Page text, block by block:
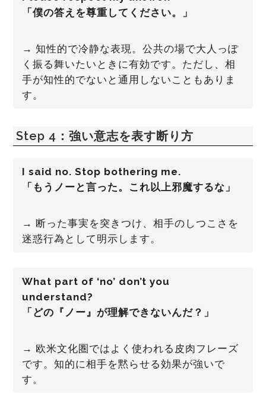
「僕の答えを尊重してください。」
→ 知性的で冷静な表現。公共の場で大人っぽ
く振る舞いたいときに有効です。ただし、相
手が知性的でないと通用しないこともありま
す。
Step 4：強い意志を表す断り方
I said no. Stop bothering me.
「もうノーと言った。これ以上邪魔するな」
→ 断った事実を突きつけ、相手のしつこさを
迷惑行為として明示します。
What part of ‘no’ don’t you
understand?
「どの『ノー』が理解できないんだ？」
→ 欧米文化圏ではよく使われる皮肉フレーズ
です。知的に相手を黙らせる効果が強いで
す。